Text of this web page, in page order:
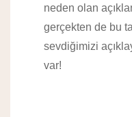
neden olan
gerçekten de bu
sevdiğimizi
var!